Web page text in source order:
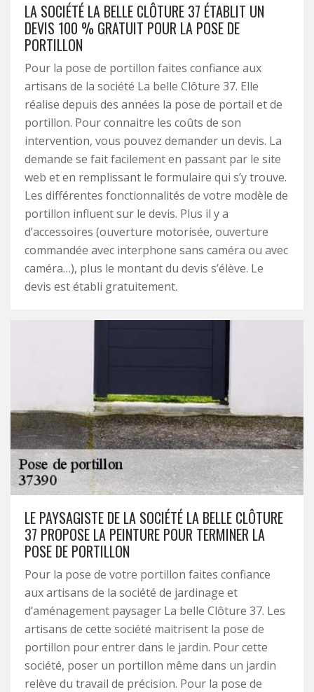
LA SOCIÉTÉ LA BELLE CLÔTURE 37 ÉTABLIT UN
DEVIS 100 % GRATUIT POUR LA POSE DE
PORTILLON
Pour la pose de portillon faites confiance aux
artisans de la société La belle Clôture 37. Elle
réalise depuis des années la pose de portail et de
portillon. Pour connaitre les coûts de son
intervention, vous pouvez demander un devis. La
demande se fait facilement en passant par le site
web et en remplissant le formulaire qui s’y trouve.
Les différentes fonctionnalités de votre modèle de
portillon influent sur le devis. Plus il y a
d’accessoires (ouverture motorisée, ouverture
commandée avec interphone sans caméra ou avec
caméra…), plus le montant du devis s’élève. Le
devis est établi gratuitement.
LE PAYSAGISTE DE LA SOCIÉTÉ LA BELLE CLÔTURE
37 PROPOSE LA PEINTURE POUR TERMINER LA
POSE DE PORTILLON
Pour la pose de votre portillon faites confiance
aux artisans de la société de jardinage et
d’aménagement paysager La belle Clôture 37. Les
artisans de cette société maitrisent la pose de
portillon pour entrer dans le jardin. Pour cette
société, poser un portillon même dans un jardin
relève du travail de précision. Pour la pose de